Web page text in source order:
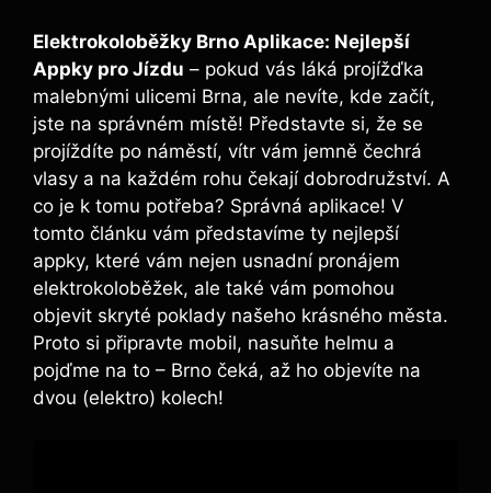
Elektrokoloběžky Brno Aplikace: Nejlepší
Appky pro Jízdu – pokud vás láká projížďka
malebnými ulicemi Brna, ale nevíte, kde začít,
jste na správném místě! Představte si, že se
projíždíte po náměstí, vítr vám jemně čechrá
vlasy a na každém rohu čekají dobrodružství. A
co je k tomu potřeba? Správná aplikace! V
tomto článku vám představíme ty nejlepší
appky, které vám nejen usnadní pronájem
elektrokoloběžek, ale také vám pomohou
objevit skryté poklady našeho krásného města.
Proto si připravte mobil, nasuňte helmu a
pojďme na to – Brno čeká, až ho objevíte na
dvou (elektro) kolech!